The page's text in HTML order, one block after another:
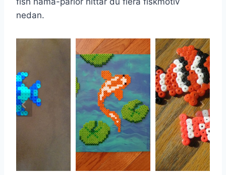
nedan.